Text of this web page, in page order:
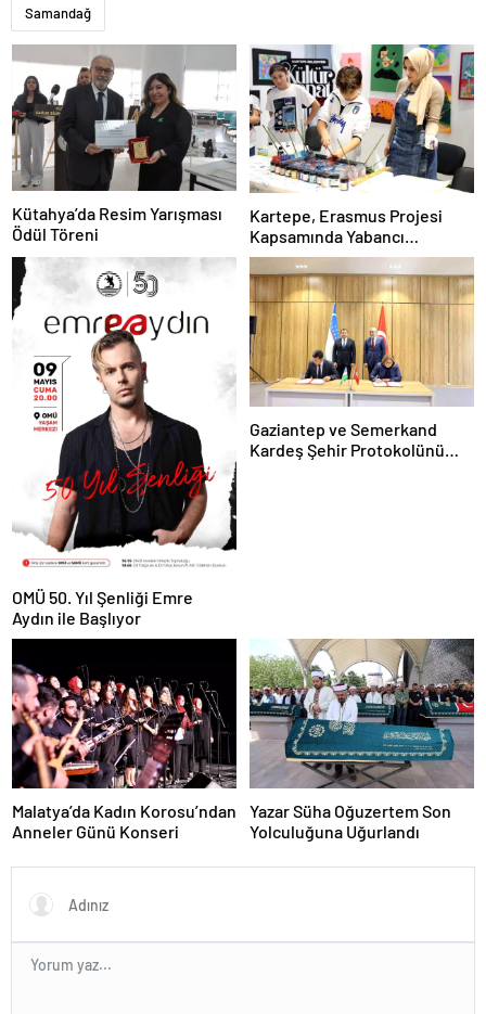
Samandağ
Kütahya’da Resim Yarışması
Ödül Töreni
Kartepe, Erasmus Projesi
Kapsamında Yabancı
Öğrencileri Ağırladı
OMÜ 50. Yıl Şenliği Emre
Aydın ile Başlıyor
Gaziantep ve Semerkand
Kardeş Şehir Protokolünü
Malatya’da Kadın Korosu’ndan
Anneler Günü Konseri
Yazar Süha Oğuzertem Son
Yolculuğuna Uğurlandı